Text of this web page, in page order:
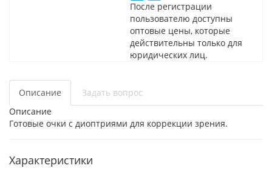
После регистрации
пользователю доступны
оптовые цены, которые
действительны только для
юридических лиц.
Описание
Задать вопрос
Описание
Готовые очки с диоптриями для коррекции зрения.
Характеристики